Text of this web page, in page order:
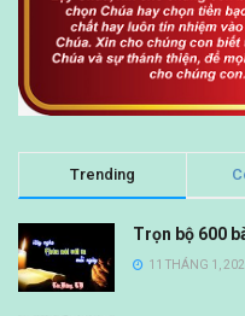
Trending
Trọn bộ 600
11 THÁNG 1,